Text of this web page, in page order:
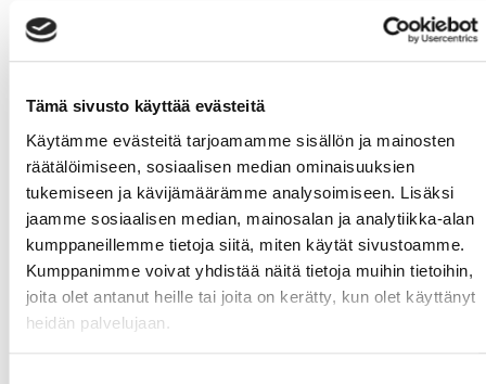
Tämä sivusto käyttää evästeitä
Käytämme evästeitä tarjoamamme sisällön ja mainosten
räätälöimiseen, sosiaalisen median ominaisuuksien
tukemiseen ja kävijämäärämme analysoimiseen. Lisäksi
jaamme sosiaalisen median, mainosalan ja analytiikka-alan
kumppaneillemme tietoja siitä, miten käytät sivustoamme.
Kumppanimme voivat yhdistää näitä tietoja muihin tietoihin,
joita olet antanut heille tai joita on kerätty, kun olet käyttänyt
heidän palvelujaan.
ILVES #6 VITTASMÄKI Veli-Matti
Yksi Ilveksen raskaan kauden johtohahmoista löytyy
on pelannut loistokauden tupsukorvien alakerrassa.
Mies on joukkueensa ja koko Liigan peliaikakuningas:
keskimäärin Vittasmäki pelaa 24:53 minuuttia ottelua
kohden. Hurjasta peliajasta huolimatta myös
plusmiinus-tilasto on plussan puolella (+2) ja tällä
kaudella on jo myös kasassa uran parhaat pisteet
(5+16).
ILVES #32 KIVIAHO Henri